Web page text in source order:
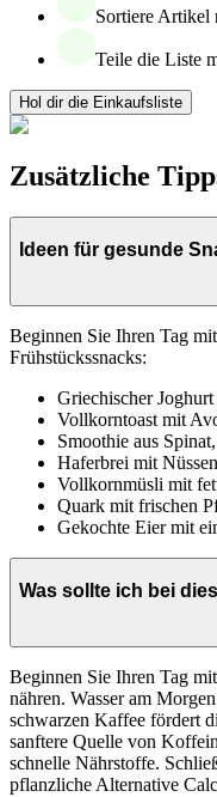
Sortiere Artikel
Teile die Liste
Hol dir die Einkaufsliste
Zusätzliche
Ideen für gesunde
Beginnen Sie Ihren Tag
Frühstückssnacks:
Griechischer
Vollkorntoast mit
Smoothie aus
Haferbrei mit
Vollkornmüsli mit
Quark mit frischen
Gekochte Eier mit
Was sollte ich bei
Beginnen Sie Ihren Tag
nähren. Wasser am
schwarzen Kaffee fördert
sanftere Quelle von
schnelle Nährstoffe.
pflanzliche Alternative